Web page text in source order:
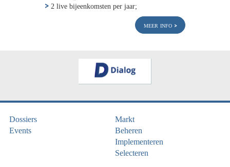
2 live bijeenkomsten per jaar;
meer info
Dossiers
Events
Markt
Beheren
Implementeren
Selecteren